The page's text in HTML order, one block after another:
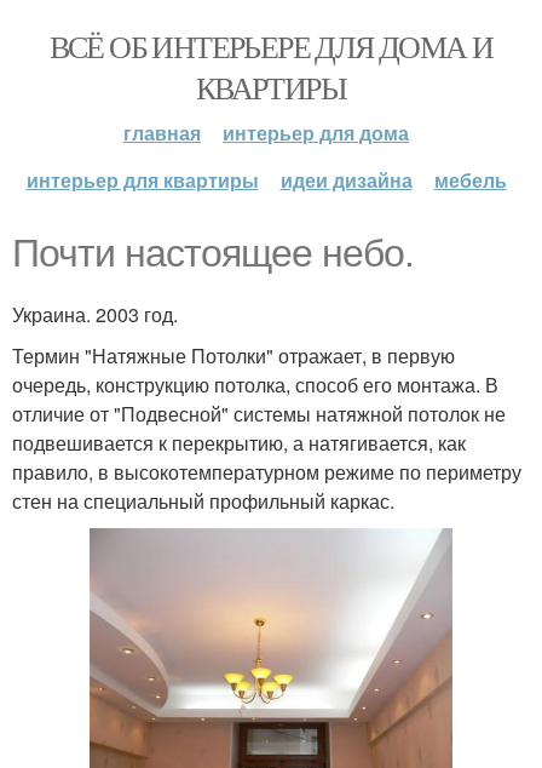
ВСЁ ОБ ИНТЕРЬЕРЕ ДЛЯ ДОМА И
КВАРТИРЫ
главная
интерьер для дома
интерьер для квартиры
идеи дизайна мебель
Почти настоящее небо.
Украина. 2003 год.
Термин "Натяжные Потолки" отражает, в первую
очередь, конструкцию потолка, способ его монтажа. В
отличие от "Подвесной" системы натяжной потолок не
подвешивается к перекрытию, а натягивается, как
правило, в высокотемпературном режиме по периметру
стен на специальный профильный каркас.